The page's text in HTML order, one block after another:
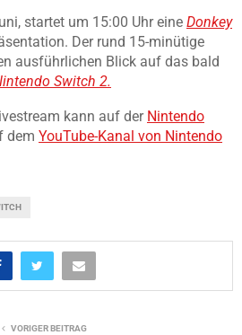
startet um 15:00 Uhr eine Donkey
Der rund 15-minütige
ausführlichen Blick auf das bald
Switch 2.
kann auf der Nintendo
dem YouTube-Kanal von Nintendo
VORIGER BEITRAG